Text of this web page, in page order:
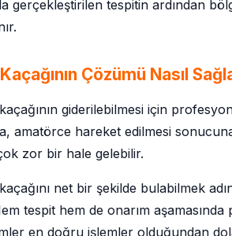
gerçekleştirilen tespitin ardından
Çözümü Nasıl
giderilebilmesi için
amatörce hareket edilmesi
zor bir hale gelebilir.
net bir şekilde bulabilmek
tespit hem de onarım
en doğru işlemler olduğundan